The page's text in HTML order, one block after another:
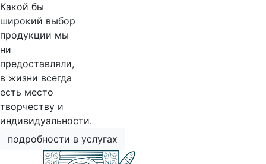
Какой бы
широкий выбор
продукции мы
ни
предоставляли,
в жизни всегда
есть место
творчеству и
индивидуальности.
подробности в услугах